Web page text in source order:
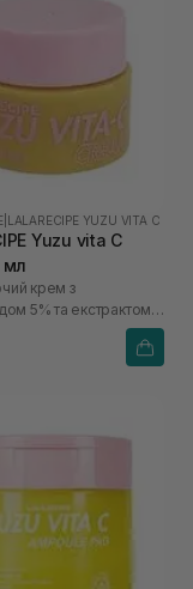
LALARECIPE YUZU VITA C
Yuzu vita C
мл
крем з
5% та екстрактом